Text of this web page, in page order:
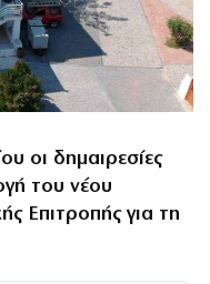
οι δημαιρεσίες
του νέου
Επιτροπής για τη